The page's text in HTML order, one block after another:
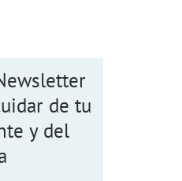
de tu
y del